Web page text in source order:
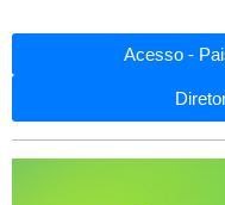
Acesso -